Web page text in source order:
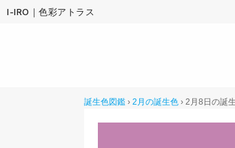
I-IRO｜色彩アトラス
誕生色図鑑 › 2月の誕生色 › 2月8日の誕